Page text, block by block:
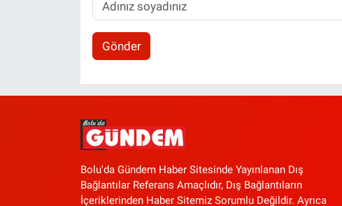
Gönder
Bolu'da Gündem Haber Sitesinde Yayınlanan Dış
Bağlantılar Referans Amaçlıdır, Dış Bağlantıların
İçeriklerinden Haber Sitemiz Sorumlu Değildir. Ayrıca